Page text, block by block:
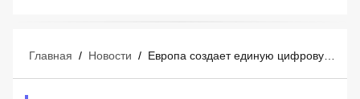
Главная / Новости / Европа создает единую цифровую сеть для управления туристическими потоками